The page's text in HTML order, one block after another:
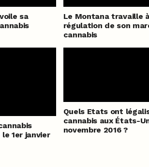
sa
Le Montana travaille
régulation de son
cannabis
1er janvier
Quels Etats ont
cannabis aux États-
novembre 2016 ?